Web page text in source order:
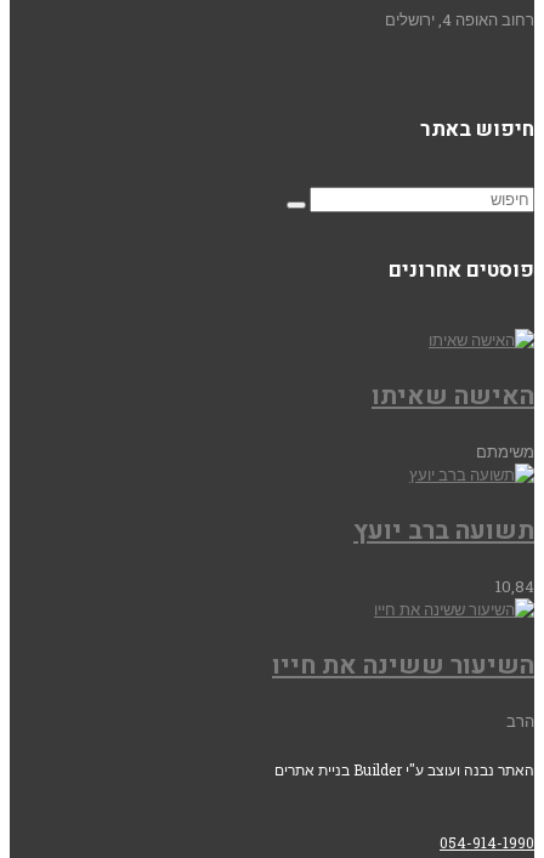
רחוב האופה 4, ירושלים
חיפוש באתר
פוסטים אחרונים
האישה שאיתו
משימתם
תשועה ברב יועץ
10,84
השיעור ששינה את חייו
הרב
האתר נבנה ועוצב ע"י Builder בניית אתרים
054-914-1990